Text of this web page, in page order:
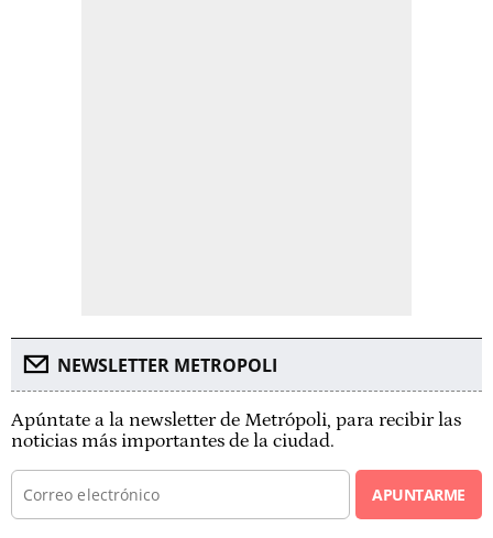
NEWSLETTER METROPOLI
Apúntate a la newsletter de Metrópoli, para recibir las
noticias más importantes de la ciudad.
APUNTARME